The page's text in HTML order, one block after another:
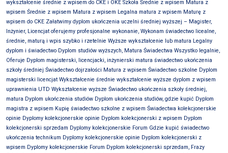
wykształcenie średnie z wpisem do CKE i OKE Szkoła Średnie z wpisem Matura z
wpisem Średnie z wpisem Matura z wpisem Legalna matura z wpisem Maturę z
wpisem do CKE Załatwimy dyplom ukończenia uczelni średniej wyższej – Magister,
Inżynier, Licencjat oferujemy profesjonalne wykonanie, Wykonam świadectwo licealne,
średnie, maturą i wpis szybko i rzetelnie Wyższe wykształcenie lub matura Legalny
dyplom i świadectwo Dyplom studiów wyższych, Matura Świadectwa Wszystko legalnie,
Oferuje Dyplom magisterski, licencjacki, inżynierski matura świadectwo ukończenia
szkoły średniej Świadectwo dojrzałości Matura z wpisem Świadectwo szkolne Dyplom
magisterski licencjat Wykształcenie średnie wykształcenie wyższe dyplom z wpisem
uprawnienia UTD Wykształcenie wyższe Świadectwo ukończenia szkoły średniej,
matura Dyplom ukończenia studiów Dyplom ukończenia studiów, gdzie kupić Dyplom
magistra z wpisem Kupię świadectwo szkolne z wpisem Świadectwa kolekcjonerskie
opinie Dyplomy kolekcjonerskie opinie Dyplom kolekcjonerski z wpisem Dyplom
kolekcjonerski sprzedam Dyplomy kolekcjonerskie Forum Gdzie kupić świadectwo
ukończenia technikum Dyplomy kolekcjonerskie opinie Dyplom kolekcjonerski z
wpisem Dyplomy kolekcjonerskie Forum Dyplom kolekcjonerski sprzedam, Frazy